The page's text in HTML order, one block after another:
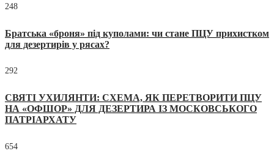
248
Братська «броня» під куполами: чи стане ПЦУ прихистком
для дезертирів у рясах?
292
СВЯТІ УХИЛЯНТИ: СХЕМА, ЯК ПЕРЕТВОРИТИ ПЦУ
НА «ОФШОР» ДЛЯ ДЕЗЕРТИРА ІЗ МОСКОВСЬКОГО
ПАТРІАРХАТУ
654